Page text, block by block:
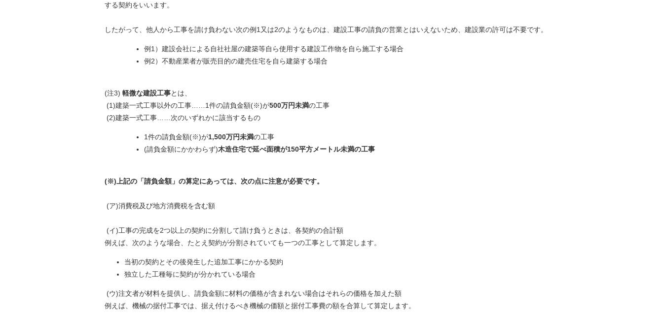
する契約をいいます。
したがって、他人から工事を請け負わない次の例1又は2のようなものは、建設工事の請負の営業とはいえないため、建設業の許可は不要です。
例1）建設会社による自社社屋の建築等自ら使用する建設工作物を自ら施工する場合
例2）不動産業者が販売目的の建売住宅を自ら建築する場合
(注3) 軽微な建設工事とは、
(1)建築一式工事以外の工事……1件の請負金額(※)が500万円未満の工事
(2)建築一式工事……次のいずれかに該当するもの
1件の請負金額(※)が1,500万円未満の工事
(請負金額にかかわらず)木造住宅で延べ面積が150平方メートル未満の工事
(※)上記の「請負金額」の算定にあっては、次の点に注意が必要です。
(ア)消費税及び地方消費税を含む額
(イ)工事の完成を2つ以上の契約に分割して請け負うときは、各契約の合計額
例えば、次のような場合、たとえ契約が分割されていても一つの工事として算定します。
当初の契約とその後発生した追加工事にかかる契約
独立した工種毎に契約が分かれている場合
(ウ)注文者が材料を提供し、請負金額に材料の価格が含まれない場合はそれらの価格を加えた額
例えば、機械の据付工事では、据え付けるべき機械の価額と据付工事費の額を合算して算定します。